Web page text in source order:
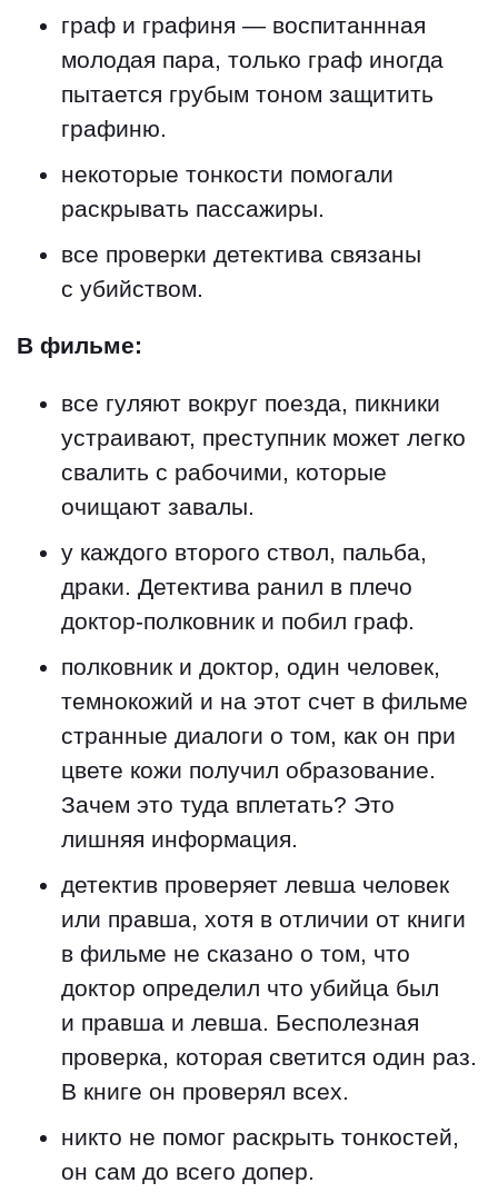
граф и графиня — воспитаннная
молодая пара, только граф иногда
пытается грубым тоном защитить
графиню.
некоторые тонкости помогали
раскрывать пассажиры.
все проверки детектива связаны
с убийством.
В фильме:
все гуляют вокруг поезда, пикники
устраивают, преступник может легко
свалить с рабочими, которые
очищают завалы.
у каждого второго ствол, пальба,
драки. Детектива ранил в плечо
доктор-полковник и побил граф.
полковник и доктор, один человек,
темнокожий и на этот счет в фильме
странные диалоги о том, как он при
цвете кожи получил образование.
Зачем это туда вплетать? Это
лишняя информация.
детектив проверяет левша человек
или правша, хотя в отличии от книги
в фильме не сказано о том, что
доктор определил что убийца был
и правша и левша. Бесполезная
проверка, которая светится один раз.
В книге он проверял всех.
никто не помог раскрыть тонкостей,
он сам до всего допер.